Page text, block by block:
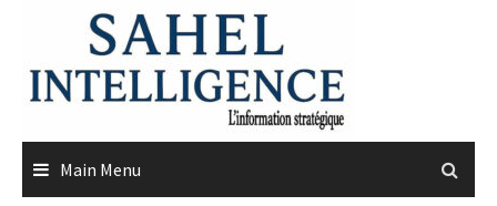
content
Main Menu